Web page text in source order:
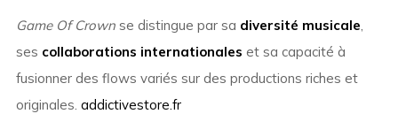
Game Of Crownse distingue par sa diversité musicale,
ses collaborations internationales et sa capacité à
fusionner des flows variés sur des productions riches et
originales. addictivestore.fr